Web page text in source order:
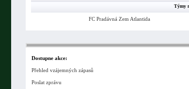
Týmy
FC Pradávná Zem Atlantida
Dostupne akce:
Přehled vzájemných zápasů
Poslat zprávu